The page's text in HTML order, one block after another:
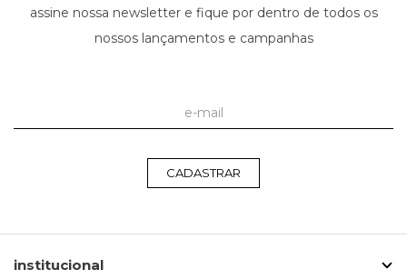
assine nossa newsletter e fique por dentro de todos os
nossos lançamentos e campanhas
CADASTRAR
institucional